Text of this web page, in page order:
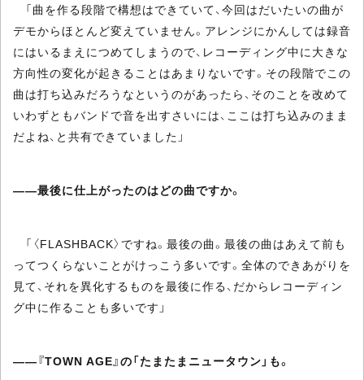
「曲を作る段階で構想はできていて、今回はだいたいの曲が
デモからほとんど変えていません。アレンジにかんしては録音
にはいるまえにつめてしまうので、レコーディング中に大きな
方向性の変化が起きることはあまりないです。その段階でこの
曲は打ち込みだろうなというのがあったら、そのことを改めて
いわずともバンドで音を出すさいには、ここは打ち込みのまま
だよね、と共有できていました」
――最後に仕上がったのはどの曲ですか。
「〈FLASHBACK〉ですね。最後の曲。最後の曲はあえて前も
ってつくらないことがけっこう多いです。全体のできあがりを
見て、それを異化するものを最後に作る、だからレコーディン
グ中に作ることも多いです」
――『TOWN AGE』の「たまたまニュータウン」も。